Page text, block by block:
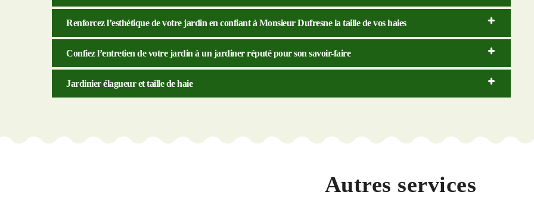
Renforcez l’esthétique de votre jardin en confiant à Monsieur Dufresne la taille de vos haies
Confiez l’entretien de votre jardin à un jardiner réputé pour son savoir-faire
Jardinier élagueur et taille de haie
Autres services